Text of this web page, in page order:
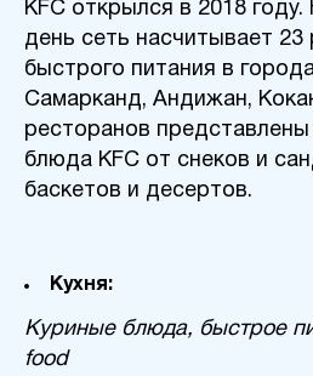
KFC открылся в 2018
день сеть насчитывает 23
быстрого питания в
Самарканд, Андижан,
ресторанов
блюда KFC от снеков и
баскетов и десертов.
Кухня:
Куриные блюда, быстрое
food